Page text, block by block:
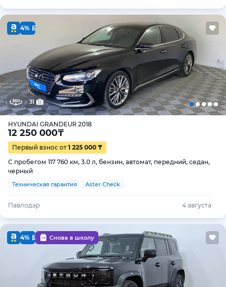
4%
31
HYUNDAI GRANDEUR 2018
12 250 000₸
Первый взнос от 1 225 000 ₸
С пробегом 117 760 км, 3.0 л, бензин, автомат, передний, седан,
черный
Техническая гарантия Aster Check
Павлодар 4 августа
4% Снова в школу